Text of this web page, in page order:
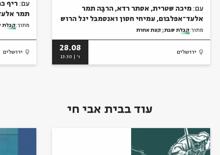
אלעד־אפלבום, עמיחי חסון ואנסמבל יגל הרוש
28.08
תמר
עוד בבית אבי חי